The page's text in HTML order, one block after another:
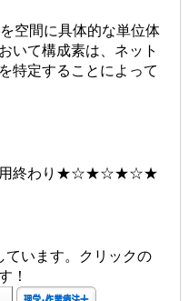
空間に具体的な単位体
いて構成素は、ネット
特定することによって
わり★☆★☆★☆★
ています。クリックの
！